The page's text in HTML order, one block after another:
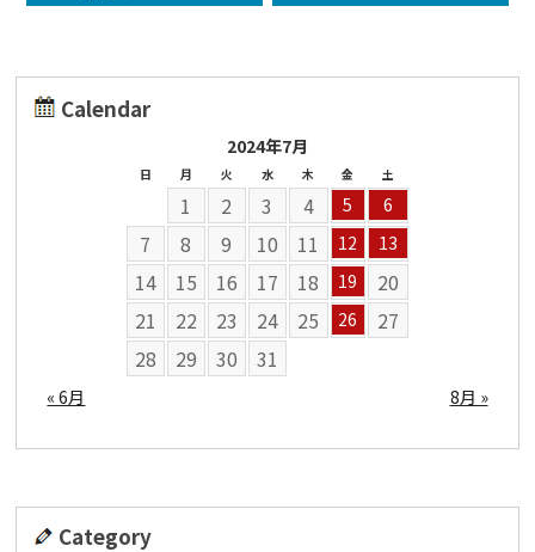
Calendar
2024年7月
日 月 火 水 木 金 土
1 2 3 4 5 6
7 8 9 10 11 12 13
14 15 16 17 18 19
20
21
22 23 24 25 26
27
28
29 30 31
« 6月 8月 »
Category